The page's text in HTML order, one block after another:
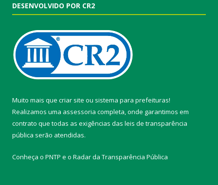
DESENVOLVIDO POR CR2
Muito mais que criar site ou sistema para prefeituras!
Realizamos uma assessoria completa, onde garantimos em
contrato que todas as exigências das leis de transparência
pública serão atendidas.
Conheça o PNTP e o Radar da Transparência Pública